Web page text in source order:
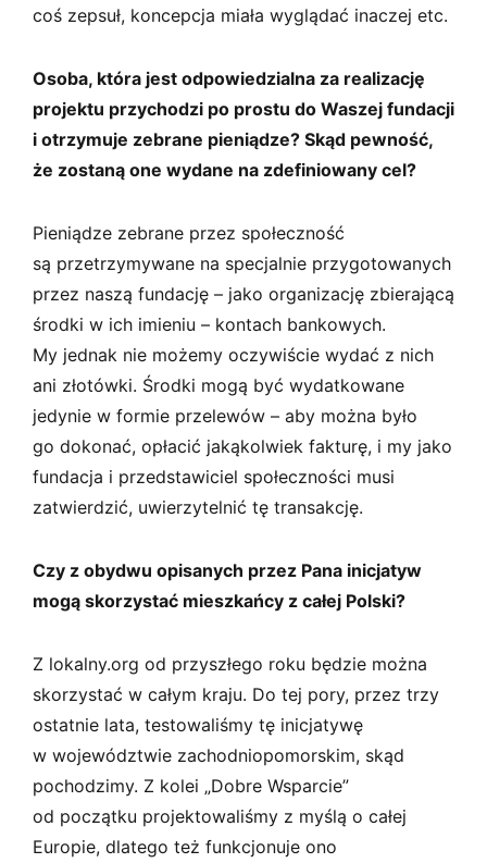
coś zepsuł, koncepcja miała wyglądać inaczej etc.
Osoba, która jest odpowiedzialna za realizację
projektu przychodzi po prostu do Waszej fundacji
i otrzymuje zebrane pieniądze? Skąd pewność,
że zostaną one wydane na zdefiniowany cel?
Pieniądze zebrane przez społeczność
są przetrzymywane na specjalnie przygotowanych
przez naszą fundację – jako organizację zbierającą
środki w ich imieniu – kontach bankowych.
My jednak nie możemy oczywiście wydać z nich
ani złotówki. Środki mogą być wydatkowane
jedynie w formie przelewów – aby można było
go dokonać, opłacić jakąkolwiek fakturę, i my jako
fundacja i przedstawiciel społeczności musi
zatwierdzić, uwierzytelnić tę transakcję.
Czy z obydwu opisanych przez Pana inicjatyw
mogą skorzystać mieszkańcy z całej Polski?
Z lokalny.org od przyszłego roku będzie można
skorzystać w całym kraju. Do tej pory, przez trzy
ostatnie lata, testowaliśmy tę inicjatywę
w województwie zachodniopomorskim, skąd
pochodzimy. Z kolei „Dobre Wsparcie”
od początku projektowaliśmy z myślą o całej
Europie, dlatego też funkcjonuje ono